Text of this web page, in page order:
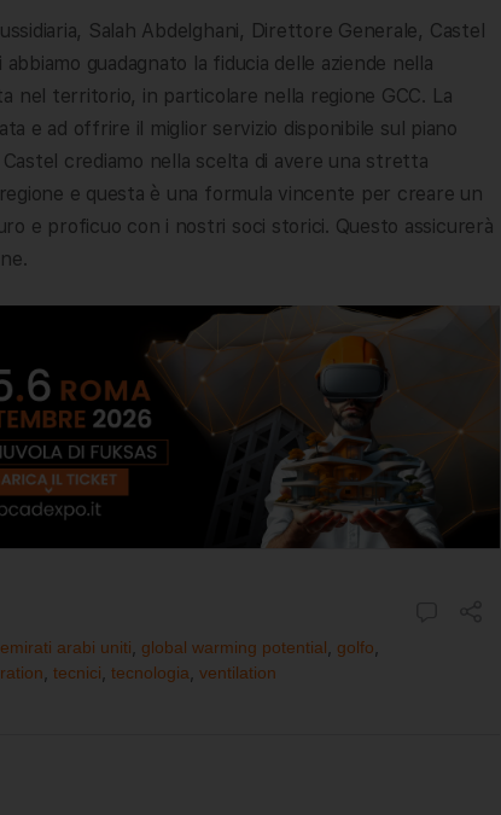
Salah Abdelghani, Direttore Generale, Castel
guadagnato la fiducia delle aziende nella
nel territorio, in particolare nella regione GCC. La
e ad offrire il miglior servizio disponibile sul piano
crediamo nella scelta di avere una stretta
e questa è una formula vincente per creare un
e proficuo con i nostri soci storici. Questo assicurerà
emirati arabi uniti global warming potential golfo
tecnici tecnologia ventilation